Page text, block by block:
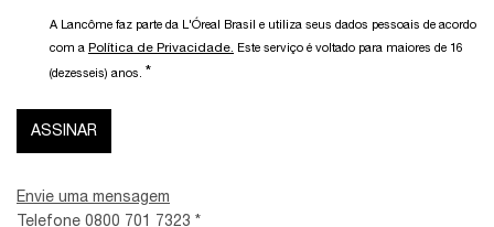
A Lancôme faz parte da L'Óreal Brasil e utiliza seus dados pessoais de acordo
com a Política de Privacidade. Este serviço é voltado para maiores de 16
(dezesseis) anos. *
ASSINAR
Envie uma mensagem
Telefone 0800 701 7323 *